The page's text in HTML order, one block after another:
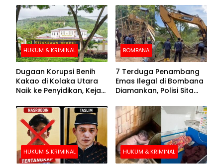
HUKUM & KRIMINAL
Dugaan Korupsi Benih
Kakao di Kolaka Utara
Naik ke Penyidikan, Kejari
BOMBANA
7 Terduga Penambang
Emas Ilegal di Bombana
Diamankan, Polisi Sita
Crusher
HUKUM & KRIMINAL HUKUM & KRIMINAL